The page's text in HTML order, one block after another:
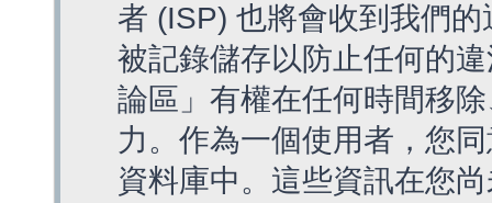
者 (ISP) 也將會收到我們
被記錄儲存以防止任何的
論區」有權在任何時間移
力。作為一個使用者，您
資料庫中。這些資訊在您